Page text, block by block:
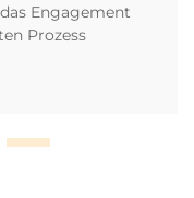
Engagement
Prozess